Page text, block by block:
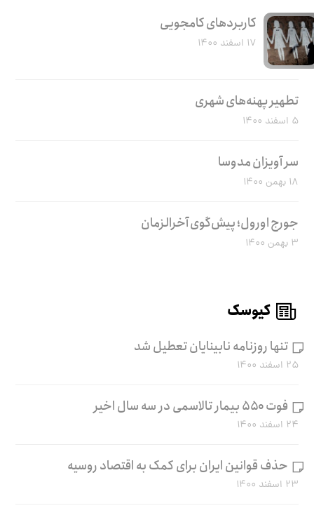
کاربرد‌های کامجویی
۱۷ اسفند ۱۴۰۰
تطهیر پهنه‌های شهری
۵ اسفند ۱۴۰۰
سر آویزان مدوسا
۱۸ بهمن ۱۴۰۰
جورج اورول؛ پیش‌گوی آخرالزمان
۳ بهمن ۱۴۰۰
کیوسک
تنها روزنامه نابینایان تعطیل شد
۲۵ اسفند ۱۴۰۰
فوت ۵۵۰ بیمار تالاسمی در سه سال اخیر
۲۴ اسفند ۱۴۰۰
حذف قوانین ایران برای کمک به اقتصاد روسیه
۲۳ اسفند ۱۴۰۰